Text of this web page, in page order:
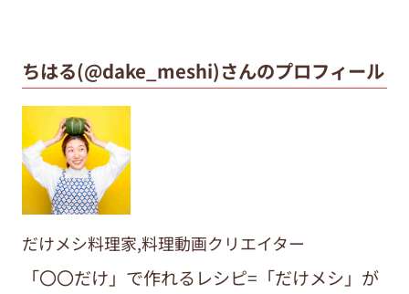
ちはる(@dake_meshi)さんのプロフィール
だけメシ料理家,料理動画クリエイター
「〇〇だけ」で作れるレシピ=「だけメシ」が